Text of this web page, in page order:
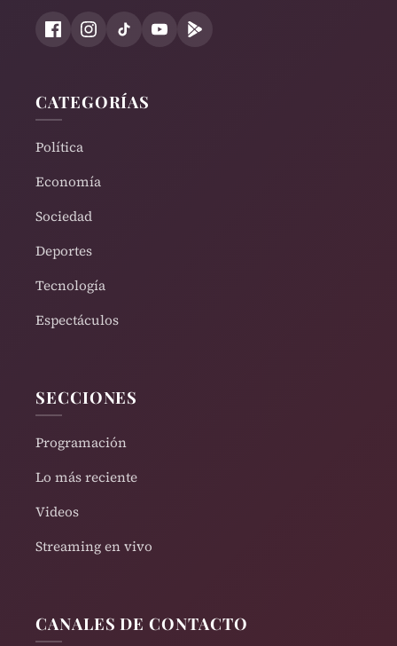
CATEGORÍAS
Política
Economía
Sociedad
Deportes
Tecnología
Espectáculos
SECCIONES
Programación
Lo más reciente
Videos
Streaming en vivo
CANALES DE CONTACTO